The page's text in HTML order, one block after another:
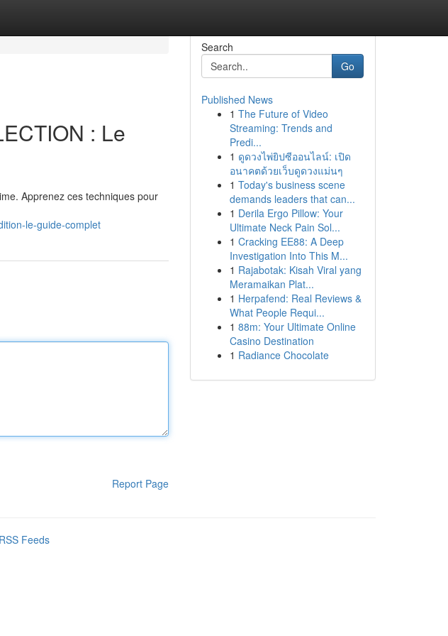
: Le
Apprenez ces techniques pour
le-guide-complet
Report Page
Search
Go
Published News
1 The Future of Video
Streaming: Trends and
Predi...
1 ดูดวงไพ่ยิปซีออนไลน์: เปิด
อนาคตด้วยเว็บดูดวงแม่นๆ
1 Today's business scene
demands leaders that can...
1 Derila Ergo Pillow: Your
Ultimate Neck Pain Sol...
1 Cracking EE88: A Deep
Investigation Into This M...
1 Rajabotak: Kisah Viral yang
Meramaikan Plat...
1 Herpafend: Real Reviews &
What People Requi...
1 88m: Your Ultimate Online
Casino Destination
1 Radiance Chocolate
Feeds